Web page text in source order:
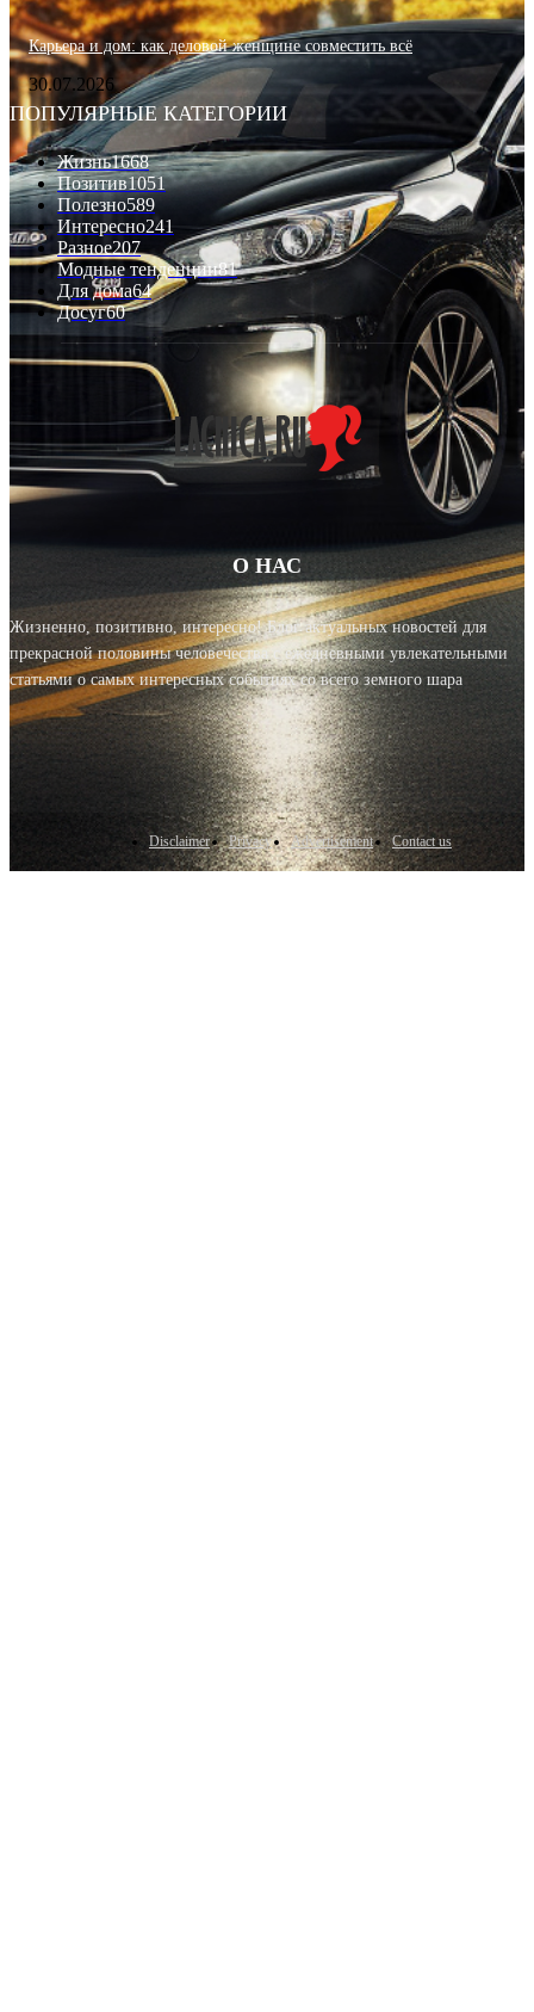
Карьера и дом: как деловой женщине совместить всё
30.07.2026
ПОПУЛЯРНЫЕ КАТЕГОРИИ
Жизнь1668
Позитив1051
Полезно589
Интересно241
Разное207
Модные тенденции81
Для дома64
Досуг60
О НАС
Жизненно, позитивно, интересно! Блог актуальных новостей для
прекрасной половины человечества с ежедневными увлекательными
статьями о самых интересных событиях со всего земного шара
Disclaimer Privacy Advertisement Contact us